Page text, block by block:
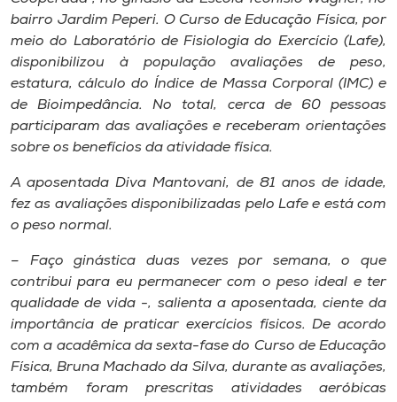
Museu
Unoesc
Store
o idioma
A+
A-
bairro Jardim Peperi. O Curso de Educação Física, por
meio do Laboratório de Fisiologia do Exercício (Lafe),
disponibilizou à população avaliações de peso,
estatura, cálculo do Índice de Massa Corporal (IMC) e
de Bioimpedância. No total, cerca de 60 pessoas
participaram das avaliações e receberam orientações
sobre os benefícios da atividade física.
A aposentada Diva Mantovani, de 81 anos de idade,
fez as avaliações disponibilizadas pelo Lafe e está com
o peso normal.
– Faço ginástica duas vezes por semana, o que
contribui para eu permanecer com o peso ideal e ter
qualidade de vida -, salienta a aposentada, ciente da
importância de praticar exercícios físicos. De acordo
com a acadêmica da sexta-fase do Curso de Educação
Física, Bruna Machado da Silva, durante as avaliações,
também foram prescritas atividades aeróbicas